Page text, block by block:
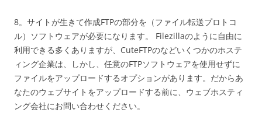
8。サイトが生きて作成FTPの部分を（ファイル転送プロトコ
ル）ソフトウェアが必要になります。 Filezillaのように自由に
利用できる多くありますが、CuteFTPのなどいくつかのホステ
ィング企業は、しかし、任意のFTPソフトウェアを使用せずに
ファイルをアップロードするオプションがあります。だからあ
なたのウェブサイトをアップロードする前に、ウェブホスティ
ング会社にお問い合わせください。